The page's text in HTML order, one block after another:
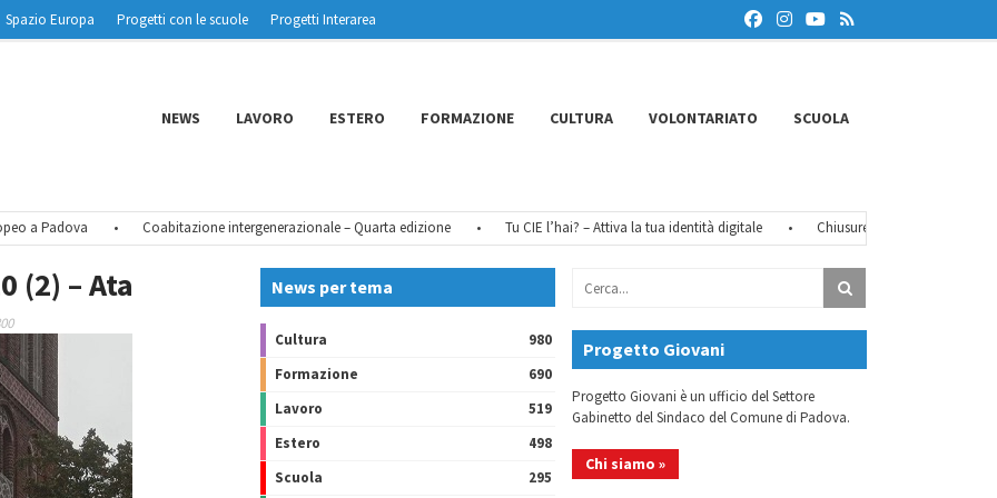
Spazio Europa Progetti con le scuole
Progetti Interarea
NEWS LAVORO ESTERO FORMAZIONE CULTURA VOLONTARIATO SCUOLA
Padova • Coabitazione intergenerazionale – Quarta edizione • Tu CIE l’hai? – Attiva la tua identità digitale • Chiusure estive 2026
(2) – Ata News per tema
Cultura
980
Formazione
690
Lavoro
519
Estero
498
Scuola
295
Progetto Giovani
Progetto Giovani è un ufficio del Settore
Gabinetto del Sindaco del Comune di Padova.
Chi siamo »